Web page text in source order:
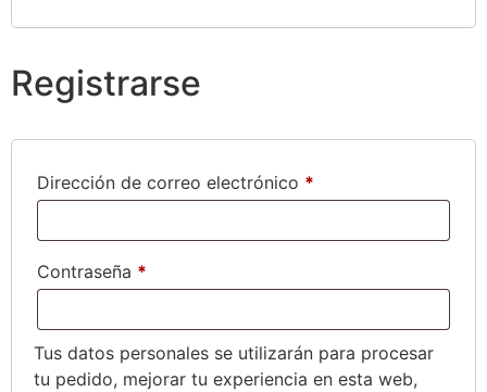
Registrarse
Dirección de correo electrónico *
Contraseña *
Tus datos personales se utilizarán para procesar
tu pedido, mejorar tu experiencia en esta web,